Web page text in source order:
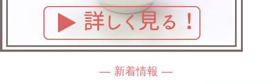
新着情報